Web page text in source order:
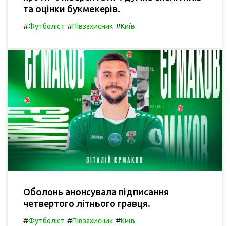
та оцінки букмекерів.
#Футболіст #Півзахисник #Київ
Оболонь анонсувала підписання
четвертого літнього гравця.
#Футболіст #Півзахисник #Київ